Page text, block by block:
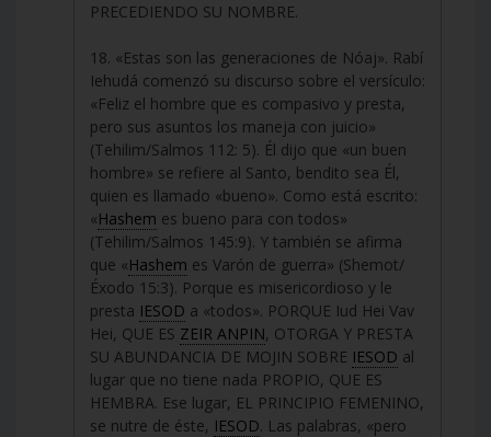
PRECEDIENDO SU NOMBRE.
18. «Estas son las generaciones de Nóaj». Rabí
Iehudá comenzó su discurso sobre el versículo:
«Feliz el hombre que es compasivo y presta,
pero sus asuntos los maneja con juicio»
(Tehilim/Salmos 112: 5). Él dijo que «un buen
hombre» se refiere al Santo, bendito sea Él,
quien es llamado «bueno». Como está escrito:
«Hashem es bueno para con todos»
(Tehilim/Salmos 145:9). Y también se afirma
que «Hashem es Varón de guerra» (Shemot/
Éxodo 15:3). Porque es misericordioso y le
presta IESOD a «todos». PORQUE Iud Hei Vav
Hei, QUE ES ZEIR ANPIN, OTORGA Y PRESTA
SU ABUNDANCIA DE MOJIN SOBRE IESOD al
lugar que no tiene nada PROPIO, QUE ES
HEMBRA. Ese lugar, EL PRINCIPIO FEMENINO,
se nutre de éste, IESOD. Las palabras, «pero